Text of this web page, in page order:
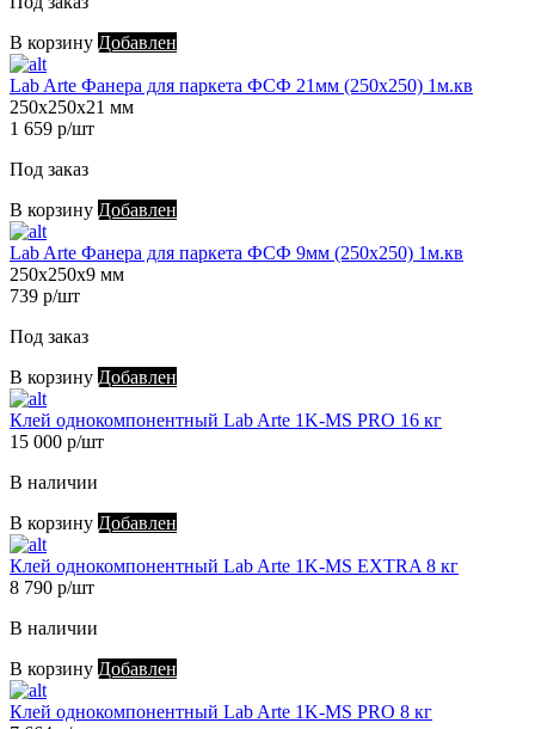
В корзину Добавлен
Lab Arte Фанера для паркета ФСФ 21мм (250х250) 1м.кв
250х250х21 мм
1 659 р/шт
Под заказ
В корзину Добавлен
Lab Arte Фанера для паркета ФСФ 9мм (250х250) 1м.кв
250х250х9 мм
739 р/шт
Под заказ
В корзину Добавлен
Клей однокомпонентный Lab Arte 1K-MS PRO 16 кг
15 000 р/шт
В наличии
В корзину Добавлен
Клей однокомпонентный Lab Arte 1K-MS EXTRA 8 кг
8 790 р/шт
В наличии
В корзину Добавлен
Клей однокомпонентный Lab Arte 1K-MS PRO 8 кг